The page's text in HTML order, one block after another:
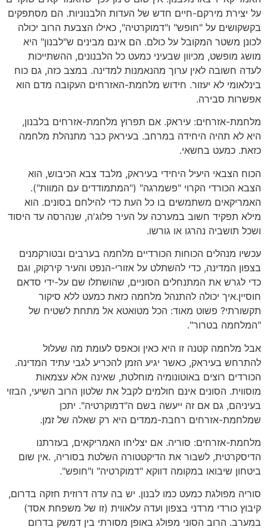
על יצירת מירקם-חיים חדש של העדות הלבנוניות. הם מסתפקים
בקשקושים על "חופש" ו"דמוקרטיה", כאילו הצבעת הרוב יכולה
לכונן משטר המקובל על כולם. הם אינם מבינים ש"לבנון" היא
מושג מופשט, מכיוון שבעיני כמעט כל הלבנונים, ההשתייכות
לעדה חשובה לאין ערוך מהנאמנות למדינה. במצב כזה, גם כוח
בינלאומי לא יעזור. חידוש מלחמת-האזרחים העקובה מדם הוא
אפשרות סבירה.
מלחמת-אזרחים: עיראק. אם תפרוץ מלחמת-אזרחים בלבנון,
היא לא תהיה היחידה במרחב. בעיראק כבר מתנהלת מלחמה
כזאת. כמעט בחשאי.
הכוח הצבאי היעיל היחידי בעיראק, מלבד צבא הכיבוש, הוא
הצבא הכורדי הקרוי "פשמרגה" ("המתמודדים עם המוות").
האמריקאים משתמשים בו כל העת כדי להילחם בסונים. הוא
מילא תפקיד חשוב במערכה על העיר פלוג'ה, שנהרסה עד היסוד
ושכל תושביה נהרגו או גורשו.
עכשיו מנהלים הכוחות הכורדיים מלחמה בערבים ובטורקמנים
בצפון המדינה, כדי להשתלט על אזורי-הנפט והעיר קירקוק, וגם
כדי לגרש את המתנחלים הסוניים, שהושתלו שם על-ידי סדאם
חוסיין.איך יכולה להתנהל מלחמה כזאת כמעט ללא סיקור
תקשורתי? פשוט מאוד: הכל מטואטא אל מתחת לשטיח של
"המלחמה בטרור".
אבל מלחמה קטנה זו היא כאין וכאפס לעומת מה שעלול
להתרחש בעיראק, כאשר יגיע הזמן להכריע לגבי עתיד המדינה.
הכורדים רוצים באוטונומיה מוחלטת, שאינה אלא עצמאות
מוסווית. הסונים אינם חולמים לקבל את שלטון הרוב השיעי, הבזוי
בעיניהם, גם אם זה ייעשה בשם ה"דמוקרטיה". יתכן
שמלחמת-אזרחים רחבת-ממדים היא רק שאלה של זמן.
מלחמת-אזרחים: סוריה. אם יצליחו האמריקאים, בעזרתנו
הדיסקרטית, לשבור את הדיקטטורה השלטת בסוריה, .אין שום
ביטחון שיבואו במקומה דווקא "דמוקרטיה" ו"חופש".
סוריה מפולגת כמעט כמו לבנון. יש בה עדה דרוזית חזקה בדרום,
קיבוץ כורדי מרדני בצפון ועדה עלאווית (זו של משפחת אסד)
במערב. הרוב הסוני מפולג באופן מסורתי בין דמשק בדרום